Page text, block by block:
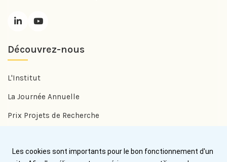
Découvrez-nous
L'Institut
La Journée Annuelle
Prix Projets de Recherche
Prix Jean Trémolières
Les cookies sont importants pour le bon fonctionnement d'un